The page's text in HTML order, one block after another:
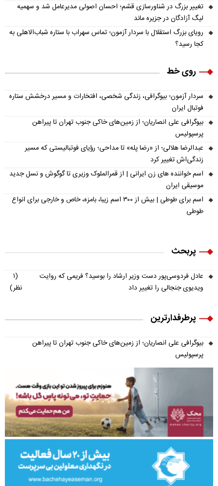
تغییر بزرگ در شناورسازی قشم؛ احسان اصولی مدیرعامل شد و سهمیه
لیگ آزادگان در جزیره ماند
رویای بزرگ استقلال با سردار آزمون؛ تماس سهراب با ستاره شباب‌الاهلی به
کجا رسید؟
روی خط
سردار آزمون؛ بیوگرافی، زندگی شخصی، افتخارات و مسیر درخشش ستاره
فوتبال ایران
بیوگرافی علی انصاریان؛ از زمین‌های خاکی جنوب تهران تا پیراهن
پرسپولیس
عبدالرضا هلالی؛ از «رضا پله» تا مداحی؛ رؤیای فوتبالیستی که مسیر
زندگی‌اش تغییر کرد
اسم خواننده های زن ایرانی | از قمرالملوک وزیری تا گوگوش و نسل جدید
موسیقی ایران
اسم برای طوطی | بیش از ۳۰۰ اسم زیبا، بامزه، خاص و خارجی برای انواع
طوطی
پربحث
عادل فردوسی‌پور دست وزیر ارشاد را بوسید؟ فریمی که روایت
ویدیوی جنجالی را تغییر داد
(۱
نظر)
پرطرفدارترین
بیوگرافی علی انصاریان؛ از زمین‌های خاکی جنوب تهران تا پیراهن
پرسپولیس